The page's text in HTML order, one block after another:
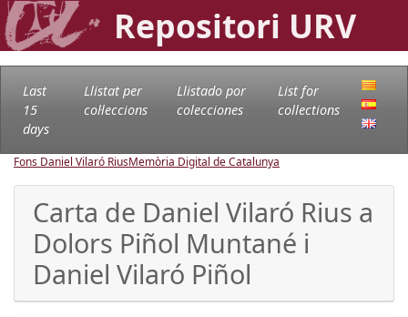
Repositori URV
Last
15
days
Llistat per
col·leccions
Llistado por
colecciones
List for
collections
Fons Daniel Vilaró RiusMemòria Digital de Catalunya
Carta de Daniel Vilaró Rius a
Dolors Piñol Muntané i
Daniel Vilaró Piñol